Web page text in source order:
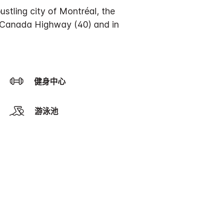
city of Montréal, the
Highway (40) and in
健身中心
游泳池